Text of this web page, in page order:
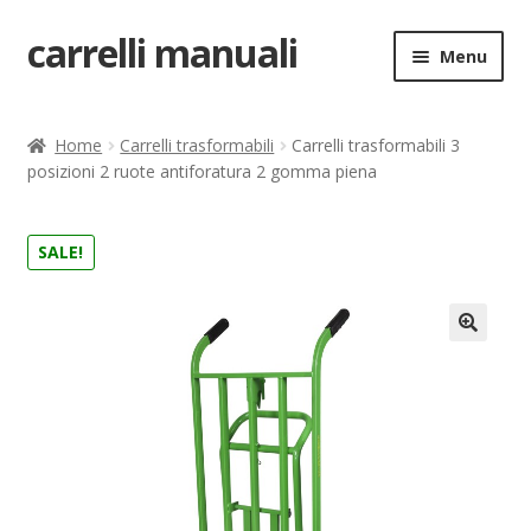
Vai
alla
Vai
al
carrelli manuali Menu
Carrello
Chi siamo
Come registrarsi al sito
Home Carrelli trasformabili
Carrelli trasformabili 3
posizioni 2 ruote antiforatura 2 gomma piena
SALE!